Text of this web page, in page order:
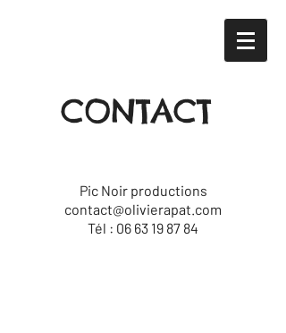
CONTACT
Pic Noir productions
contact@olivierapat.com
Tél : 06 63 19 87 84